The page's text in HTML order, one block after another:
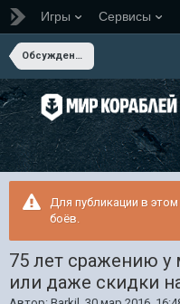
Игры Сервисы
Обсуждение Мира Кораблей
Для публикации в
боёв.
75 лет сражению у
или даже скидки